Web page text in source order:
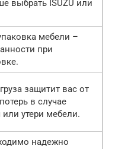
выбрать ISUZU или
мебели –
при
защитит вас от
в случае
утери мебели.
надежно